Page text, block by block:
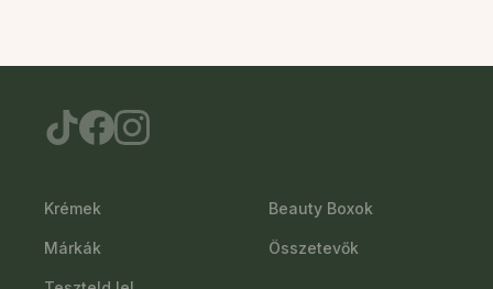
Krémek
Márkák
Beauty Boxok
Összetevők